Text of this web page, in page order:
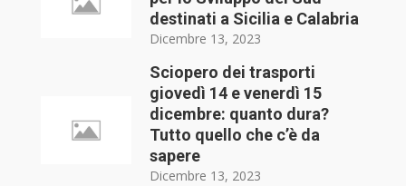
destinati a Sicilia e Calabria
Dicembre 13, 2023
Sciopero dei trasporti
giovedì 14 e venerdì 15
dicembre: quanto dura?
Tutto quello che c’è da
sapere
Dicembre 13, 2023